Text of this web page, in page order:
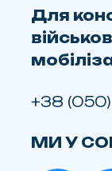
Для
+38
МИ У